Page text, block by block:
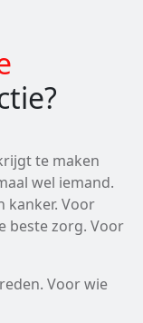
te maken
wel iemand.
kanker. Voor
beste zorg. Voor
Voor wie